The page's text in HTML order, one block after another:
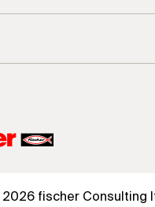
fischer Consulting